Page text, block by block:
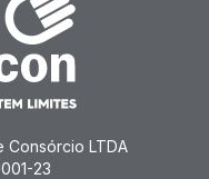
Consórcio LTDA
23